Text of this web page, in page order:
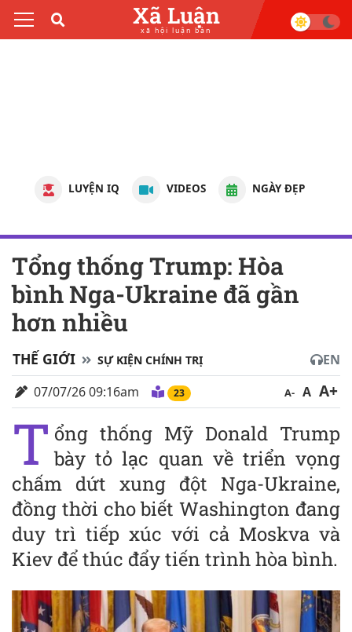
Xã Luận
xã hội luận bàn
LUYỆN IQ VIDEOS NGÀY ĐẸP
Tổng thống Trump: Hòa
bình Nga-Ukraine đã gần
hơn nhiều
THẾ GIỚI SỰ KIỆN CHÍNH TRỊ
EN
07/07/26 09:16am
23 A- A A+
T ổng thống Mỹ Donald Trump
bày tỏ lạc quan về triển vọng
chấm dứt xung đột Nga-Ukraine,
đồng thời cho biết Washington đang
duy trì tiếp xúc với cả Moskva và
Kiev để thúc đẩy tiến trình hòa bình.